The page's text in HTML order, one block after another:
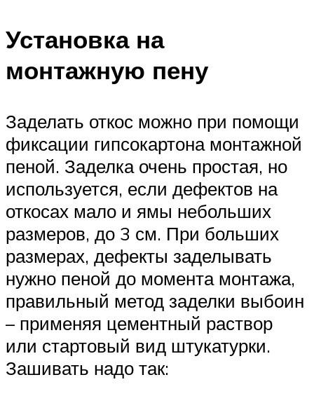
Установка на
монтажную пену
Заделать откос можно при помощи
фиксации гипсокартона монтажной
пеной. Заделка очень простая, но
используется, если дефектов на
откосах мало и ямы небольших
размеров, до 3 см. При больших
размерах, дефекты заделывать
нужно пеной до момента монтажа,
правильный метод заделки выбоин
– применяя цементный раствор
или стартовый вид штукатурки.
Зашивать надо так: